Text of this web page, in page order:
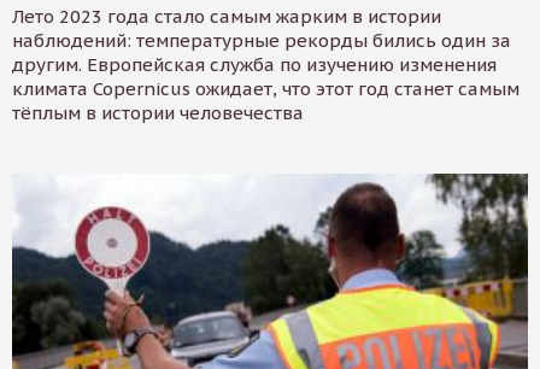
Лето 2023 года стало самым жарким в истории
наблюдений: температурные рекорды бились один за
другим. Европейская служба по изучению изменения
климата Copernicus ожидает, что этот год станет самым
тёплым в истории человечества